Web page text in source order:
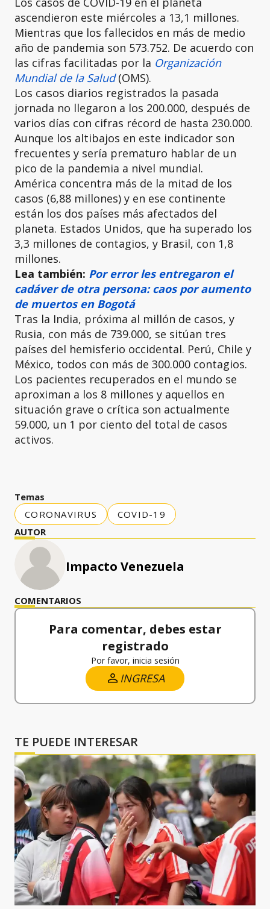
ascendieron este miércoles a 13,1 millones.
Mientras que los fallecidos en más de medio
año de pandemia son 573.752. De acuerdo con
las cifras facilitadas por la Organización
Mundial de la Salud(OMS).
Los casos diarios registrados la pasada
jornada no llegaron a los 200.000, después de
varios días con cifras récord de hasta 230.000.
Aunque los altibajos en este indicador son
frecuentes y sería prematuro hablar de un
pico de la pandemia a nivel mundial.
América concentra más de la mitad de los
casos (6,88 millones) y en ese continente
están los dos países más afectados del
planeta. Estados Unidos, que ha superado los
3,3 millones de contagios, y Brasil, con 1,8
millones.
Lea también: Por error les entregaron el
cadáver de otra persona: caos por aumento
de muertos en Bogotá
Tras la India, próxima al millón de casos, y
Rusia, con más de 739.000, se sitúan tres
países del hemisferio occidental. Perú, Chile y
México, todos con más de 300.000 contagios.
Los pacientes recuperados en el mundo se
aproximan a los 8 millones y aquellos en
situación grave o crítica son actualmente
59.000, un 1 por ciento del total de casos
activos.
Temas
CORONAVIRUS
COVID-19
AUTOR
Impacto Venezuela
COMENTARIOS
Para comentar, debes estar
registrado
Por favor, inicia sesión
INGRESA
TE PUEDE INTERESAR